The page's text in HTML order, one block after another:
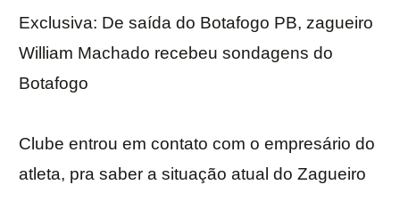
Exclusiva: De saída do Botafogo PB, zagueiro
William Machado recebeu sondagens do
Botafogo
Clube entrou em contato com o empresário do
atleta, pra saber a situação atual do Zagueiro